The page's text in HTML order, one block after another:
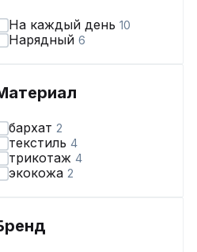
На каждый день 10
Нарядный 6
бархат 2
текстиль 4
трикотаж 4
экокожа 2